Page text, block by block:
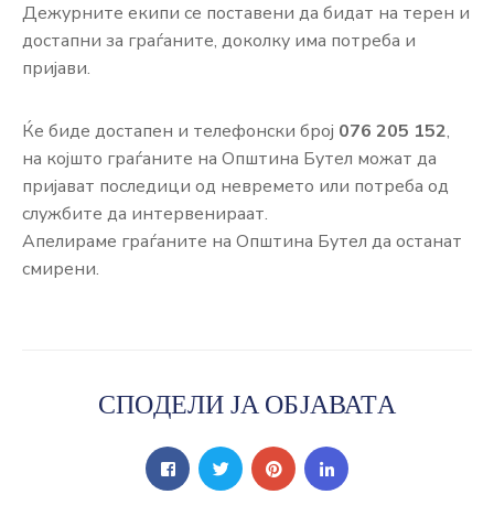
Дежурните екипи се поставени да бидат на терен и
достапни за граѓаните, доколку има потреба и
пријави.
Ќе биде достапен и телефонски број 076 205 152,
на којшто граѓаните на Општина Бутел можат да
пријават последици од невремето или потреба од
службите да интервенираат.
Апелираме граѓаните на Општина Бутел да останат
смирени.
СПОДЕЛИ ЈА ОБЈАВАТА